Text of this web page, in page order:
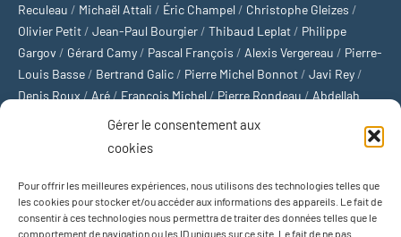
Gérer le consentement aux
cookies
Pour offrir les meilleures expériences, nous utilisons des technologies telles que
les cookies pour stocker et/ou accéder aux informations des appareils. Le fait de
consentir à ces technologies nous permettra de traiter des données telles que le
comportement de navigation ou les ID uniques sur ce site. Le fait de ne pas
Reculeau / Michaël Attali / Éric Champel / Christophe Gleizes /
Olivier Petit / Jean-Paul Bourgier / Thibaud Leplat / Philippe
Gargov / Gérard Camy / Pascal François / Alexis Vergereau / Pierre-
Louis Basse / Bertrand Galic / Pierre Michel Bonnot / Javi Rey /
Denis Roux / Aré / François Michel / Pierre Rondeau / Abdellah
Michaël Delépine
Football/ Cyclisme/Tous les sports/Jeux olympiques/Rugby/
Basket-ball/Sports US/Boxe/Tennis/Bateaux/Formule 1/